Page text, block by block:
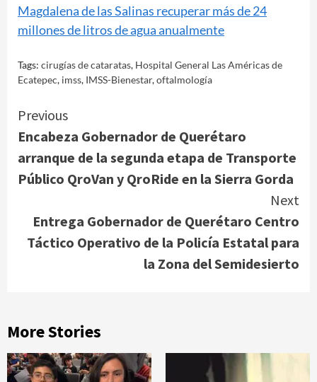
Magdalena de las Salinas recuperar más de 24
millones de litros de agua anualmente
Tags: cirugías de cataratas, Hospital General Las Américas de
Ecatepec, imss, IMSS-Bienestar,oftalmología
Continue
Reading
Previous
Encabeza Gobernador de Querétaro
arranque de la segunda etapa de Transporte
Público QroVan y QroRide en la Sierra Gorda
Next
Entrega Gobernador de Querétaro Centro
Táctico Operativo de la Policía Estatal para
la Zona del Semidesierto
More Stories